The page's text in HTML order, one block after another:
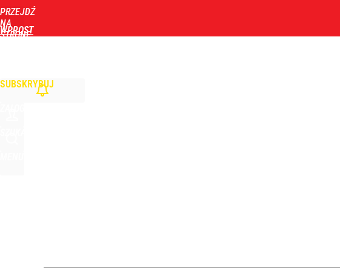
PRZEJDŹ
NA
STRONĘ
WPROST
SUBSKRYBUJ
dodaj